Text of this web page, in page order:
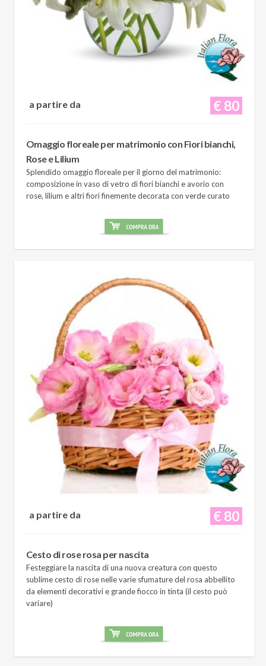
€ 80
a partire da
Omaggio floreale per matrimonio con Fiori bianchi,
Rose e Lilium
Splendido omaggio floreale per il giorno del matrimonio:
composizione in vaso di vetro di fiori bianchi e avorio con
rose, lilium e altri fiori finemente decorata con verde curato
€ 80
a partire da
Cesto di rose rosa per nascita
Festeggiare la nascita di una nuova creatura con questo
sublime cesto di rose nelle varie sfumature del rosa abbellito
da elementi decorativi e grande fiocco in tinta (il cesto può
variare)